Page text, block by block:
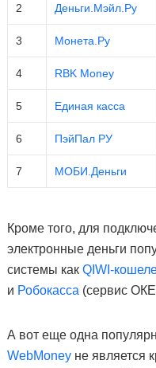
2 Деньги.Мэйл.Ру
3 Монета.Ру
4 RBK Money
5 Единая касса
6 ПэйПал РУ
7 МОБИ.Деньги
Кроме того, для
электронные деньги
системы как QIWI-
и Робокасса (сервис
А вот еще одна
WebMoneyне является